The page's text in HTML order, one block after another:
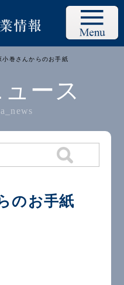
小巻さんからのお手紙
ース
のお手紙